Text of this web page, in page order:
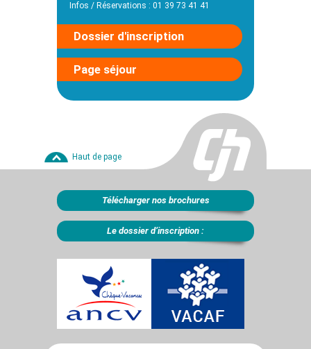
Infos / Réservations : 01 39 73 41 41
Dossier d'inscription
Page séjour
Haut de page
Télécharger nos brochures
Le dossier d’inscription :